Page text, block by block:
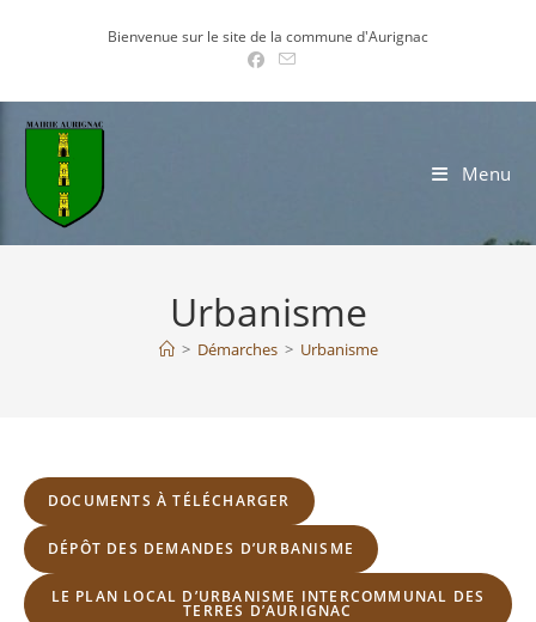
Bienvenue sur le site de la commune d'Aurignac
Menu
Urbanisme
> Démarches > Urbanisme
DOCUMENTS À TÉLÉCHARGER
DÉPÔT DES DEMANDES D’URBANISME
LE PLAN LOCAL D’URBANISME INTERCOMMUNAL DES
TERRES D’AURIGNAC